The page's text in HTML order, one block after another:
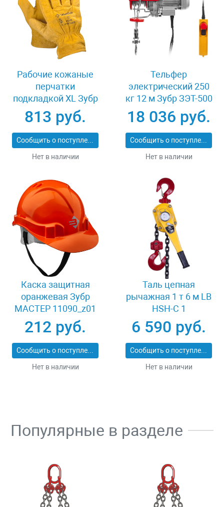
Рабочие кожаные
перчатки
подкладкой XL Зубр
МАСТЕР 1135-XL
813 руб.
Сообщить о поступлении
Нет в наличии
Тельфер
электрический 250
кг 12 м Зубр ЗЭТ-500
18 036 руб.
Сообщить о поступлении
Нет в наличии
Каска защитная
оранжевая Зубр
МАСТЕР 11090_z01
212 руб.
Сообщить о поступлении
Нет в наличии
Таль цепная
рычажная 1 т 6 м LB
HSH-C 1
6 590 руб.
Сообщить о поступлении
Нет в наличии
Популярные в разделе